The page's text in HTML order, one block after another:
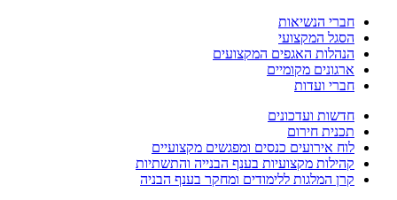
חברי הנשיאות
הסגל המקצועי
הנהלות האגפים המקצועים
ארגונים מקומיים
חברי ועדות
חדשות ועדכונים
תכנית חירום
לוח אירועים כנסים ומפגשים מקצועיים
קהילות מקצועיות בענף הבנייה והתשתיות
קרן המלגות ללימודים ומחקר בענף הבניה